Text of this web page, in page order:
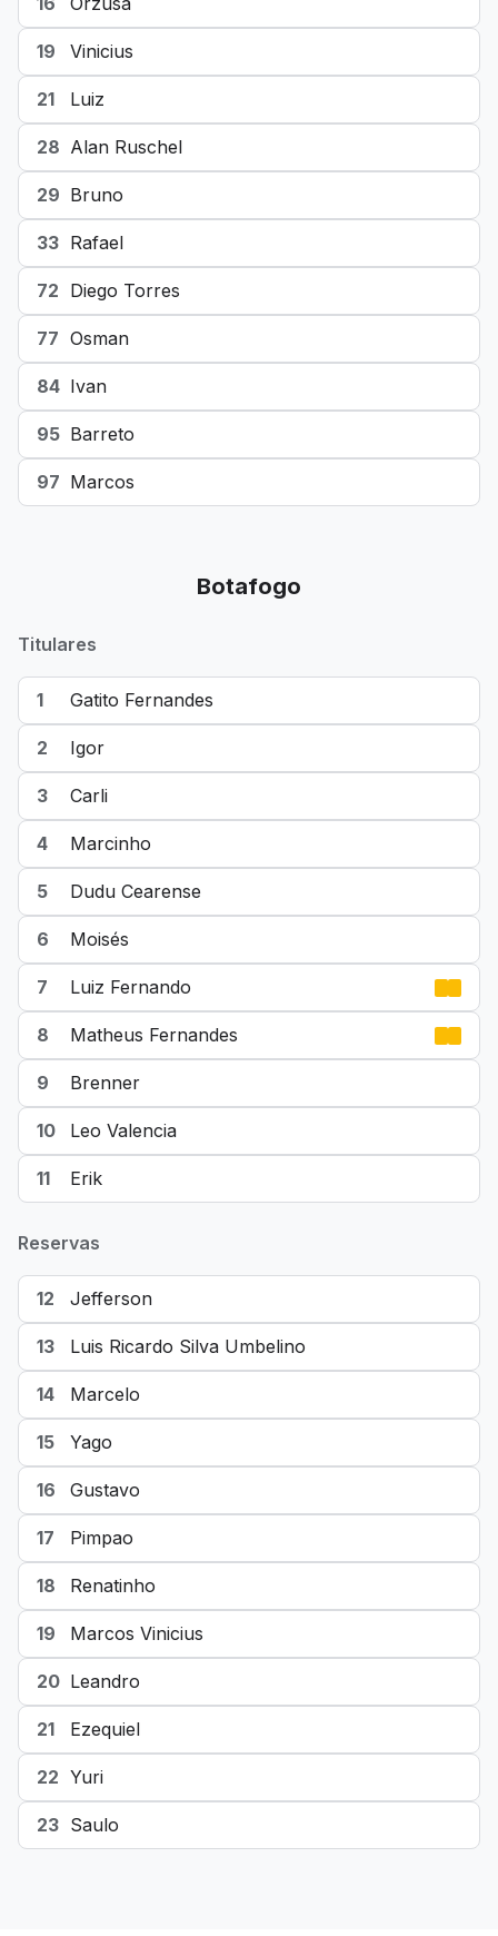
19 Vinicius
21 Luiz
28 Alan Ruschel
29 Bruno
33 Rafael
72 Diego Torres
77 Osman
84 Ivan
95 Barreto
97 Marcos
Botafogo
Titulares
1 Gatito Fernandes
2 Igor
3 Carli
4 Marcinho
5 Dudu Cearense
6 Moisés
7 Luiz Fernando
8 Matheus Fernandes
9 Brenner
10 Leo Valencia
11 Erik
Reservas
12 Jefferson
13 Luis Ricardo Silva Umbelino
14 Marcelo
15 Yago
16 Gustavo
17 Pimpao
18 Renatinho
19 Marcos Vinicius
20 Leandro
21 Ezequiel
22 Yuri
23 Saulo